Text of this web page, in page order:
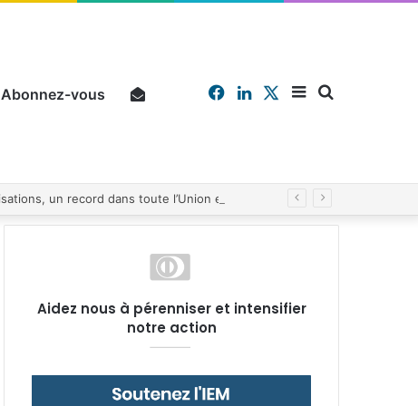
Abonnez-vous Sidebar
X
Linkedin
Facebook
Aidez nous à pérenniser et intensifier
notre action